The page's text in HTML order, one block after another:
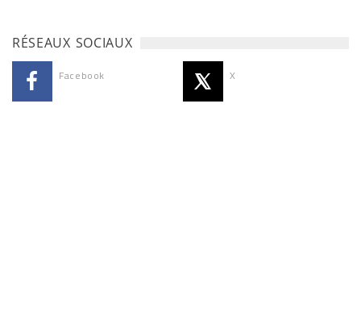
RÉSEAUX SOCIAUX
Facebook X